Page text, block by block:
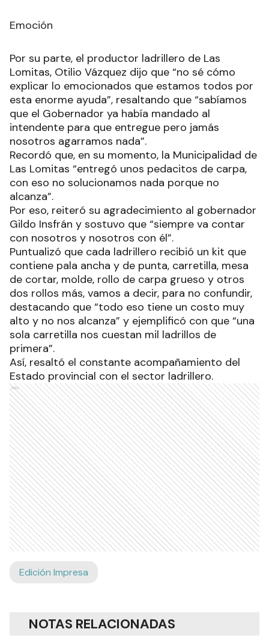
Emoción
Por su parte, el productor ladrillero de Las
Lomitas, Otilio Vázquez dijo que “no sé cómo
explicar lo emocionados que estamos todos por
esta enorme ayuda”, resaltando que “sabíamos
que el Gobernador ya había mandado al
intendente para que entregue pero jamás
nosotros agarramos nada”.
Recordó que, en su momento, la Municipalidad de
Las Lomitas “entregó unos pedacitos de carpa,
con eso no solucionamos nada porque no
alcanza”.
Por eso, reiteró su agradecimiento al gobernador
Gildo Insfrán y sostuvo que “siempre va contar
con nosotros y nosotros con él”.
Puntualizó que cada ladrillero recibió un kit que
contiene pala ancha y de punta, carretilla, mesa
de cortar, molde, rollo de carpa grueso y otros
dos rollos más, vamos a decir, para no confundir,
destacando que “todo eso tiene un costo muy
alto y no nos alcanza” y ejemplificó con que “una
sola carretilla nos cuestan mil ladrillos de
primera”.
Así, resaltó el constante acompañamiento del
Estado provincial con el sector ladrillero.
Ads
Edición Impresa
NOTAS RELACIONADAS